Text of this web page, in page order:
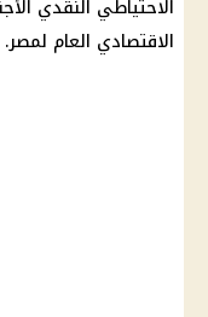
الاحتياطي النقدي
الاقتصادي العام لمصر.